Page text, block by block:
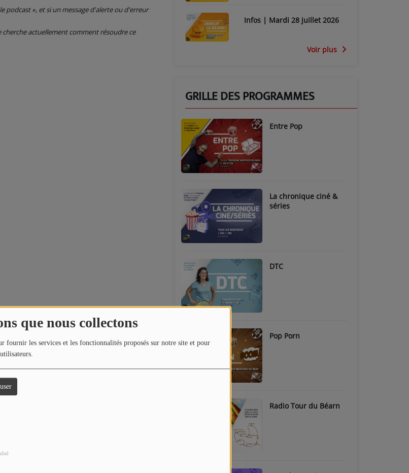
que nous collectons
fournir les services et les fonctionnalités proposés sur notre site et pour
podcast », et si un message d'alerte ou d'erreur
actuellement comment résoudre ce
Infos | Mardi 28 juillet 2026
Voir plus
GRILLE DES PROGRAMMES
Entre Pop
La chronique ciné &
séries
DTC
Pop Porn
Radio Tour du Béarn